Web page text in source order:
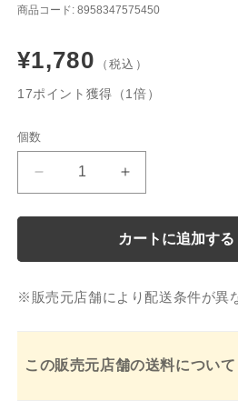
商品コード: 8958347575450
通
常
価
格
¥1,780
17ポイント獲得（1倍）
個
個数
う
シ
フ
ォ
ン
博
ま
う
シ
フ
ォ
ン
カートに追加する
※販売元店舗により配送条件が異
この販売元店舗の送料について